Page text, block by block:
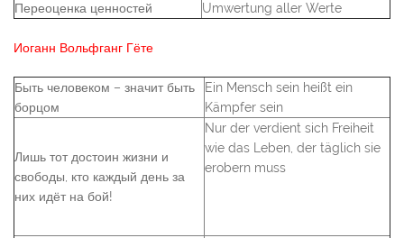
Переоценка ценностей
Umwertung aller Werte
Иоганн Вольфганг Гёте
Быть человеком – значит быть
борцом
Ein Mensch sein heißt ein
Kämpfer sein
Лишь тот достоин жизни и
свободы, кто каждый день за
них идёт на бой!
Nur der verdient sich Freiheit
wie das Leben, der täglich sie
erobern muss